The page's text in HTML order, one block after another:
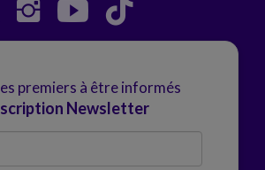
premiers à être informés
Newsletter